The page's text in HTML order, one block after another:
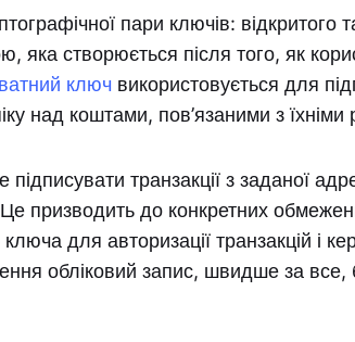
пари ключів: відкритого
яка створюється після того, як
ключ використовується для
над коштами, пов’язаними з їхніми
транзакції з заданої
Це призводить до конкретних
для авторизації транзакцій і
обліковий запис, швидше за все,